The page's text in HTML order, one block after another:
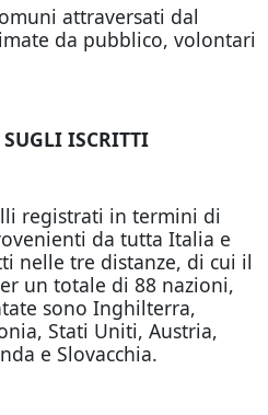
attraversati dal
da pubblico, volontari
ISCRITTI
registrati in termini di
da tutta Italia e
nelle tre distanze, di cui il
un totale di 88 nazioni,
sono Inghilterra,
Stati Uniti, Austria,
e Slovacchia.